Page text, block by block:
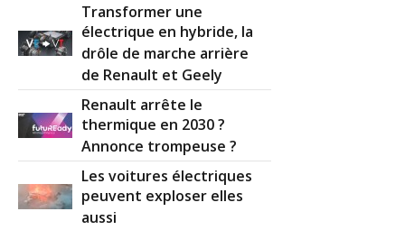
Transformer une
électrique en hybride, la
drôle de marche arrière
de Renault et Geely
Renault arrête le
thermique en 2030 ?
Annonce trompeuse ?
Les voitures électriques
peuvent exploser elles
aussi